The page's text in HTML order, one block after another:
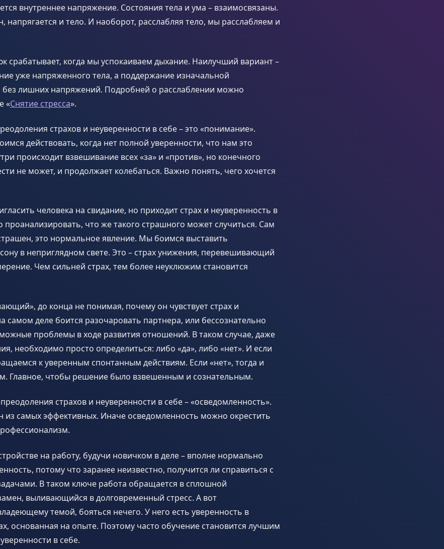
внутреннее напряжение. Состояния тела и ума – взаимосвязаны.
напрягается и тело. И наоборот, расслабляя тело, мы расслабляем и
срабатывает, когда мы успокаиваем дыхание. Наилучший вариант –
уже напряженного тела, а поддержание изначальной
без лишних напряжений. Подробней о расслаблении можно
«Снятие стресса».
страхов и неуверенности в себе – это «понимание».
действовать, когда нет полной уверенности, что нам это
происходит взвешивание всех «за» и «против», но конечного
не может, и продолжает колебаться. Важно понять, чего хочется
человека на свидание, но приходит страх и неуверенность в
проанализировать, что же такого страшного может случиться. Сам
это нормальное явление. Мы боимся выставить
в неприглядном свете. Это – страх унижения, перевешивающий
Чем сильней страх, тем более неуклюжим становится
до конца не понимая, почему он чувствует страх и
самом деле боится разочаровать партнера, или бессознательно
проблемы в ходе развития отношений. В таком случае, даже
необходимо просто определиться: либо «да», либо «нет». И если
к уверенным спонтанным действиям. Если «нет», тогда и
Главное, чтобы решение было взвешенным и сознательным.
преодоления страхов и неуверенности в себе – «осведомленность».
из самых эффективных. Иначе осведомленность можно окрестить
на работу, будучи новичком в деле – вполне нормально
потому что заранее неизвестно, получится ли справиться с
В таком ключе работа обращается в сплошной
выливающийся в долговременный стресс. А вот
темой, бояться нечего. У него есть уверенность в
основанная на опыте. Поэтому часто обучение становится лучшим
в себе.